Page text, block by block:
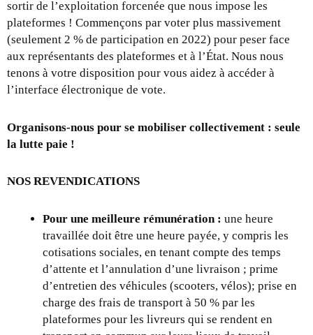
sortir de l’exploitation forcenée que nous impose les
plateformes ! Commençons par voter plus massivement
(seulement 2 % de participation en 2022) pour peser face
aux représentants des plateformes et à l’État. Nous nous
tenons à votre disposition pour vous aidez à accéder à
l’interface électronique de vote.
Organisons-nous pour se mobiliser collectivement : seule
la lutte paie !
NOS REVENDICATIONS
Pour une meilleure rémunération : une heure
travaillée doit être une heure payée, y compris les
cotisations sociales, en tenant compte des temps
d’attente et l’annulation d’une livraison ; prime
d’entretien des véhicules (scooters, vélos); prise en
charge des frais de transport à 50 % par les
plateformes pour les livreurs qui se rendent en